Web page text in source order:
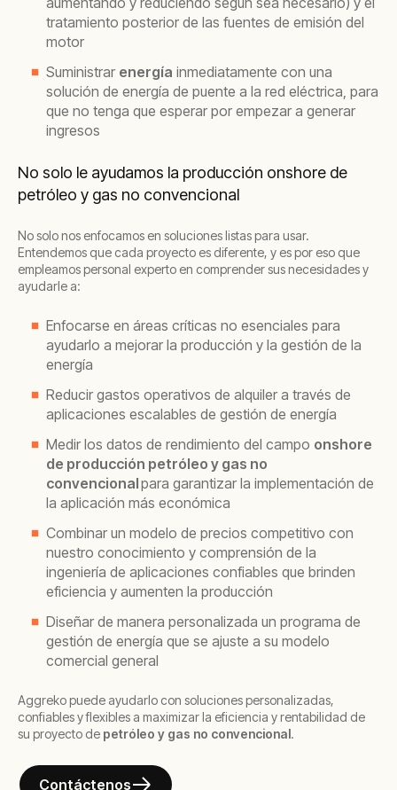
tratamiento posterior de las fuentes de emisión del
motor
Suministrar energía inmediatamente con una
solución de energía de puente a la red eléctrica, para
que no tenga que esperar por empezar a generar
ingresos
No solo le ayudamos la producción onshore de
petróleo y gas no convencional
No solo nos enfocamos en soluciones listas para usar.
Entendemos que cada proyecto es diferente, y es por eso que
empleamos personal experto en comprender sus necesidades y
ayudarle a:
Enfocarse en áreas críticas no esenciales para
ayudarlo a mejorar la producción y la gestión de la
energía
Reducir gastos operativos de alquiler a través de
aplicaciones escalables de gestión de energía
Medir los datos de rendimiento del campo onshore
de producción petróleo y gas no
convencionalpara garantizar la implementación de
la aplicación más económica
Combinar un modelo de precios competitivo con
nuestro conocimiento y comprensión de la
ingeniería de aplicaciones confiables que brinden
eficiencia y aumenten la producción
Diseñar de manera personalizada un programa de
gestión de energía que se ajuste a su modelo
comercial general
Aggreko puede ayudarlo con soluciones personalizadas,
confiables y flexibles a maximizar la eficiencia y rentabilidad de
su proyecto de petróleo y gas no convencional.
Contáctenos